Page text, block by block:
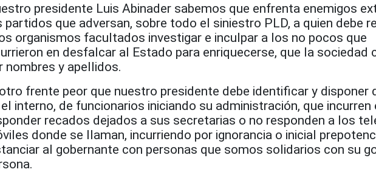
presidente Luis Abinader sabemos que enfrenta enemigos
partidos que adversan, sobre todo el siniestro PLD, a quien debe
organismos facultados investigar e inculpar a los no pocos que
en desfalcar al Estado para enriquecerse, que la sociedad
nombres y apellidos.
frente peor que nuestro presidente debe identificar y disponer
interno, de funcionarios iniciando su administración, que incurren
recados dejados a sus secretarias o no responden a los
donde se llaman, incurriendo por ignorancia o inicial
al gobernante con personas que somos solidarios con su